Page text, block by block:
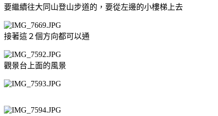
要繼續往大同山登山步道的，要從左邊的小樓梯上去
接著這２個方向都可以通
觀景台上面的風景